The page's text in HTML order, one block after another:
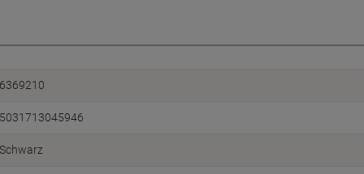
6369210
5031713045946
Schwarz